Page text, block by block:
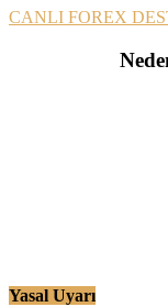
CANLI FOREX
Yasal Uyarı